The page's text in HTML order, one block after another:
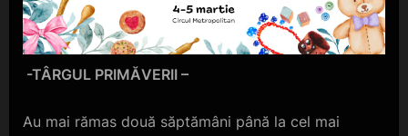
-TÂRGUL PRIMĂVERII –
Au mai rămas două săptămâni până la cel mai